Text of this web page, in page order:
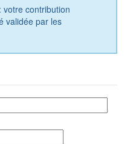
contribution
validée par les